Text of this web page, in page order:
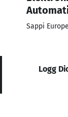
Sappi Europe
Logg